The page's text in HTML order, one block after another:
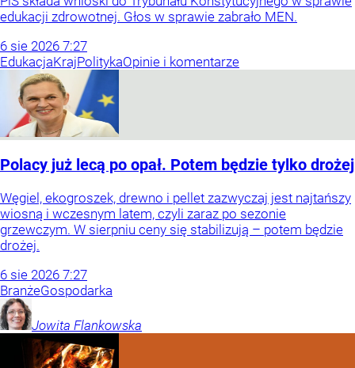
edukacji zdrowotnej. Głos w sprawie zabrało MEN.
6 sie 2026 7:27
EdukacjaKrajPolitykaOpinie i komentarze
Polacy już lecą po opał. Potem będzie tylko drożej
Węgiel, ekogroszek, drewno i pellet zazwyczaj jest najtańszy
wiosną i wczesnym latem, czyli zaraz po sezonie
grzewczym. W sierpniu ceny się stabilizują – potem będzie
drożej.
6 sie 2026 7:27
BranżeGospodarka
Jowita Flankowska